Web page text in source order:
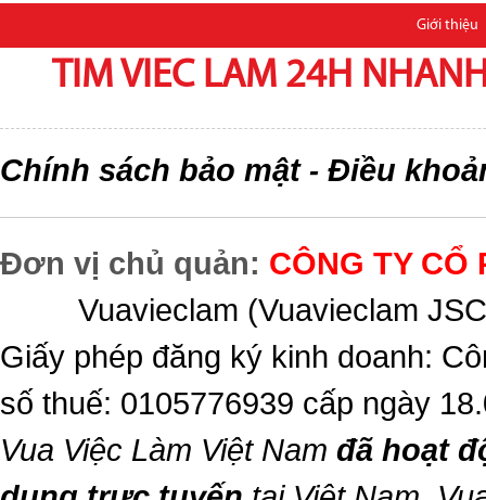
Giới thiệu
TIM VIEC LAM 24H
Chính sách bảo mật- Điều
Đơn vị chủ quản: CÔNG TY CỔ
Vuavieclam (Vuavieclam
Giấy phép đăng ký kinh doanh:
số thuế: 0105776939 cấp ngày
Vua Việc Làm Việt Nam đã hoạt